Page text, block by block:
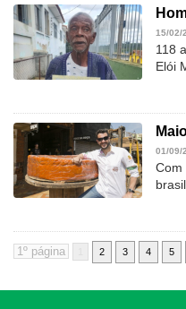
15/02/
118
Elói
01/09/
Com
2 3 4 5